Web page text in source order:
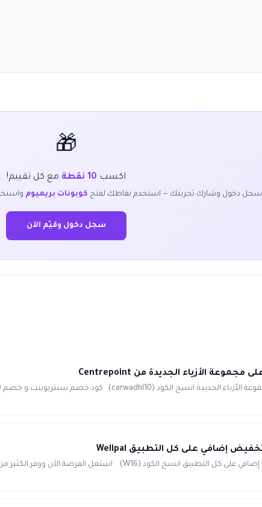
🎁
اكسب 10 نقطة مع كل تقييم!
سجل دخول وشارك تجربتك — استخدم نقاطك لفتح كوبونات بريميوم
سجل دخول وقيّم الآن